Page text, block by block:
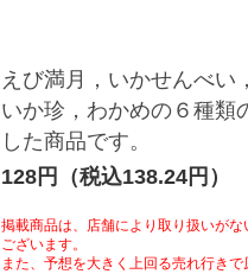
えび満月，いかせんべい
いか珍，わかめの６種類
した商品です。
128円（税込138.24円）
掲載商品は、店舗により取り扱いが
ございます。
また、予想を大きく上回る売れ行き